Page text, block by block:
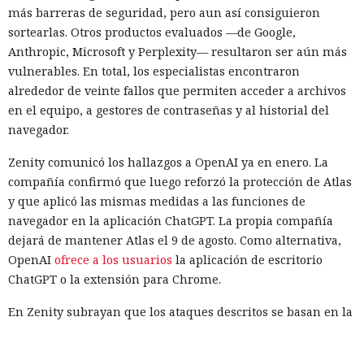
más barreras de seguridad, pero aun así consiguieron
sortearlas. Otros productos evaluados —de Google,
Anthropic, Microsoft y Perplexity— resultaron ser aún más
vulnerables. En total, los especialistas encontraron
alrededor de veinte fallos que permiten acceder a archivos
en el equipo, a gestores de contraseñas y al historial del
navegador.
Zenity comunicó los hallazgos a OpenAI ya en enero. La
compañía confirmó que luego reforzó la protección de Atlas
y que aplicó las mismas medidas a las funciones de
navegador en la aplicación ChatGPT. La propia compañía
dejará de mantener Atlas el 9 de agosto. Como alternativa,
OpenAI ofrece a los usuarios la aplicación de escritorio
ChatGPT o la extensión para Chrome.
En Zenity subrayan que los ataques descritos se basan en la